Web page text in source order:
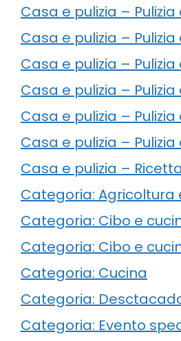
Casa e pulizia –
Casa e pulizia –
Casa e pulizia –
Casa e pulizia –
Casa e pulizia –
Casa e pulizia –
Casa e pulizia –
Categoria: Agricoltura
Categoria: Cibo e
Categoria: Cibo e
Categoria: Cucina
Categoria:
Categoria: Evento